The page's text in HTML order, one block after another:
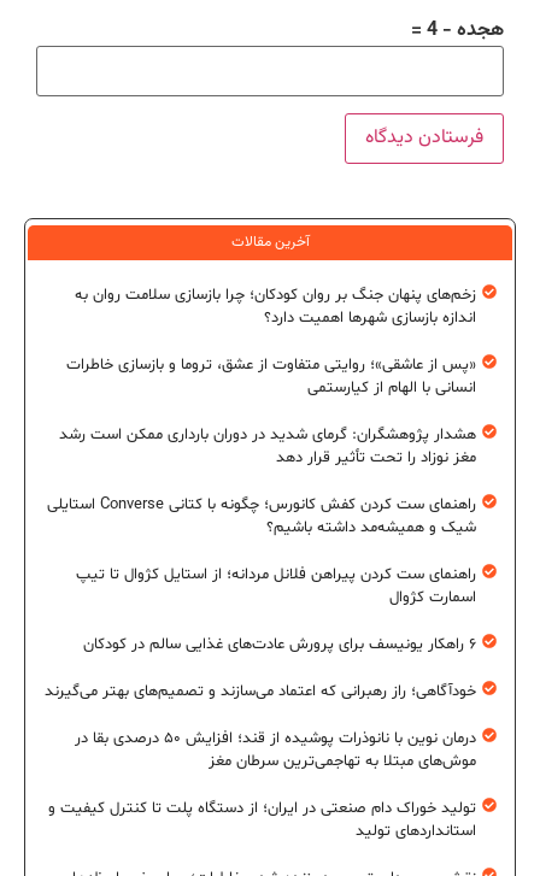
هجده − 4 =
آخرین مقالات
زخم‌های پنهان جنگ بر روان کودکان؛ چرا بازسازی سلامت روان به
اندازه بازسازی شهرها اهمیت دارد؟
«پس از عاشقی»؛ روایتی متفاوت از عشق، تروما و بازسازی خاطرات
انسانی با الهام از کیارستمی
هشدار پژوهشگران: گرمای شدید در دوران بارداری ممکن است رشد
مغز نوزاد را تحت تأثیر قرار دهد
راهنمای ست کردن کفش کانورس؛ چگونه با کتانی Converse استایلی
شیک و همیشه‌مد داشته باشیم؟
راهنمای ست کردن پیراهن فلانل مردانه؛ از استایل کژوال تا تیپ
اسمارت کژوال
۶ راهکار یونیسف برای پرورش عادت‌های غذایی سالم در کودکان
خودآگاهی؛ راز رهبرانی که اعتماد می‌سازند و تصمیم‌های بهتر می‌گیرند
درمان نوین با نانوذرات پوشیده از قند؛ افزایش ۵۰ درصدی بقا در
موش‌های مبتلا به تهاجمی‌ترین سرطان مغز
تولید خوراک دام صنعتی در ایران؛ از دستگاه پلت تا کنترل کیفیت و
استانداردهای تولید